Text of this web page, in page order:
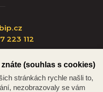
223 112
35, 301 00 Plzeň
(souhlas s cookies)
stránkách rychle našli to,
nezobrazovaly se vám